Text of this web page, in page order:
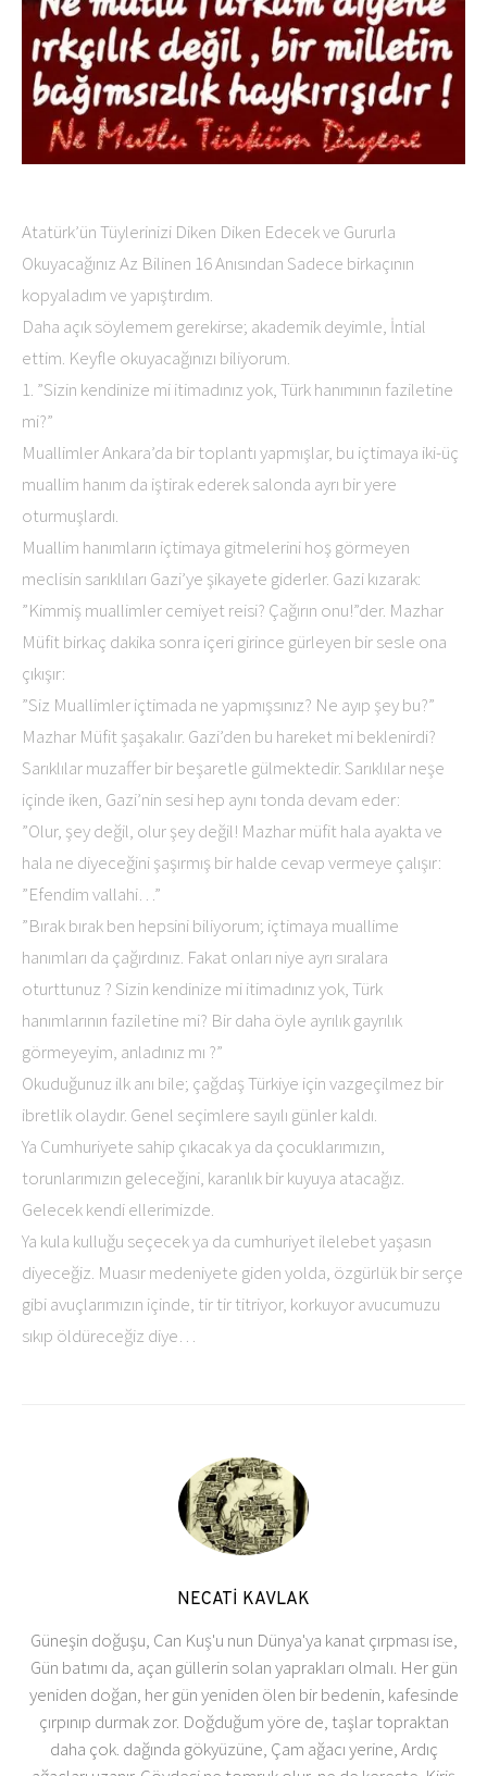
Atatürk’ün Tüylerinizi Diken Diken Edecek ve Gururla
Okuyacağınız Az Bilinen 16 Anısından Sadece birkaçının
kopyaladım ve yapıştırdım.
Daha açık söylemem gerekirse; akademik deyimle, İntial
ettim. Keyfle okuyacağınızı biliyorum.
1. ”Sizin kendinize mi itimadınız yok, Türk hanımının faziletine
mi?”
Muallimler Ankara’da bir toplantı yapmışlar, bu içtimaya iki-üç
muallim hanım da iştirak ederek salonda ayrı bir yere
oturmuşlardı.
Muallim hanımların içtimaya gitmelerini hoş görmeyen
meclisin sarıklıları Gazi’ye şikayete giderler. Gazi kızarak:
”Kimmiş muallimler cemiyet reisi? Çağırın onu!”der. Mazhar
Müfit birkaç dakika sonra içeri girince gürleyen bir sesle ona
çıkışır:
”Siz Muallimler içtimada ne yapmışsınız? Ne ayıp şey bu?”
Mazhar Müfit şaşakalır. Gazi’den bu hareket mi beklenirdi?
Sarıklılar muzaffer bir beşaretle gülmektedir. Sarıklılar neşe
içinde iken, Gazi’nin sesi hep aynı tonda devam eder:
”Olur, şey değil, olur şey değil! Mazhar müfit hala ayakta ve
hala ne diyeceğini şaşırmış bir halde cevap vermeye çalışır:
”Efendim vallahi…”
”Bırak bırak ben hepsini biliyorum; içtimaya muallime
hanımları da çağırdınız. Fakat onları niye ayrı sıralara
oturttunuz ? Sizin kendinize mi itimadınız yok, Türk
hanımlarının faziletine mi? Bir daha öyle ayrılık gayrılık
görmeyeyim, anladınız mı ?”
Okuduğunuz ilk anı bile; çağdaş Türkiye için vazgeçilmez bir
ibretlik olaydır. Genel seçimlere sayılı günler kaldı.
Ya Cumhuriyete sahip çıkacak ya da çocuklarımızın,
torunlarımızın geleceğini, karanlık bir kuyuya atacağız.
Gelecek kendi ellerimizde.
Ya kula kulluğu seçecek ya da cumhuriyet ilelebet yaşasın
diyeceğiz. Muasır medeniyete giden yolda, özgürlük bir serçe
gibi avuçlarımızın içinde, tir tir titriyor, korkuyor avucumuzu
sıkıp öldüreceğiz diye…
NECATİ KAVLAK
Güneşin doğuşu, Can Kuş'u nun Dünya'ya kanat çırpması ise,
Gün batımı da, açan güllerin solan yaprakları olmalı. Her gün
yeniden doğan, her gün yeniden ölen bir bedenin, kafesinde
çırpınıp durmak zor. Doğduğum yöre de, taşlar topraktan
daha çok. dağında gökyüzüne, Çam ağacı yerine, Ardıç